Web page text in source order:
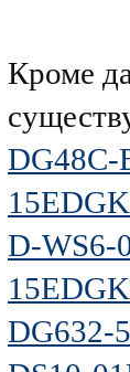
Кроме
DG48C-
D-WS6-
DG632-